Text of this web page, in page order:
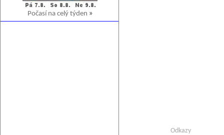
Počasí na celý týden »
Odkazy